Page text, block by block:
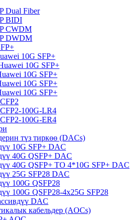
Dual Fiber
BIDI
CWDM
DWDM
10G SFP+
10G SFP+
10G SFP+
10G SFP+
10G SFP+
100G-LR4
100G-ER4
түз тиркөө (DACs)
10G SFP+ DAC
40G QSFP+ DAC
40G QSFP+ TO 4*10G SFP+ DAC
25G SFP28 DAC
100G QSFP28
100G QSFP28-4x25G SFP28
DAC
кабельдер (AOCs)